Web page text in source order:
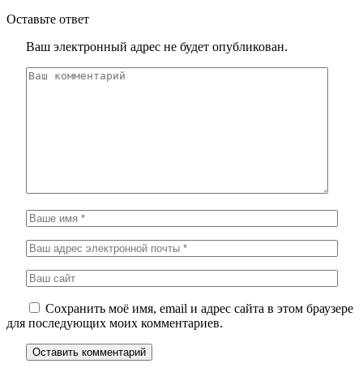
Оставьте ответ
Ваш электронный адрес не будет опубликован.
Сохранить моё имя, email и адрес сайта в этом браузере
для последующих моих комментариев.